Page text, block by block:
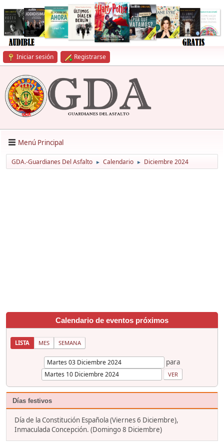
Iniciar sesión Registrarse
Menú Principal
GDA.-Guardianes Del Asfalto ► Calendario ► Diciembre 2024
Calendario de eventos próximos
LISTA MES SEMANA
para
Días festivos
Día de la Constitución Española (Viernes 6 Diciembre),
Inmaculada Concepción. (Domingo 8 Diciembre)